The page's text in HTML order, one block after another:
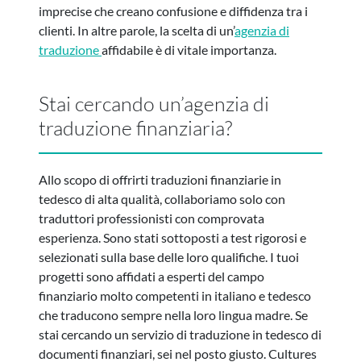
imprecise che creano confusione e diffidenza tra i
clienti. In altre parole, la scelta di un’agenzia di
traduzioneaffidabile è di vitale importanza.
Stai cercando un’agenzia di
traduzione finanziaria?
Allo scopo di offrirti traduzioni finanziarie in
tedesco di alta qualità, collaboriamo solo con
traduttori professionisti con comprovata
esperienza. Sono stati sottoposti a test rigorosi e
selezionati sulla base delle loro qualifiche. I tuoi
progetti sono affidati a esperti del campo
finanziario molto competenti in italiano e tedesco
che traducono sempre nella loro lingua madre. Se
stai cercando un servizio di traduzione in tedesco di
documenti finanziari, sei nel posto giusto. Cultures